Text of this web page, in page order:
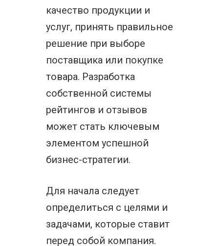
качество продукции и
услуг, принять правильное
решение при выборе
поставщика или покупке
товара. Разработка
собственной системы
рейтингов и отзывов
может стать ключевым
элементом успешной
бизнес-стратегии.
Для начала следует
определиться с целями и
задачами, которые ставит
перед собой компания.